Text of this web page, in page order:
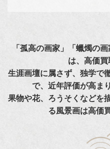
「孤高の画家」「蠟燭の
は、高価買
生涯画壇に属さず、独学で
で、近年評価が高ま
果物や花、ろうそくなどを
る風景画は高価